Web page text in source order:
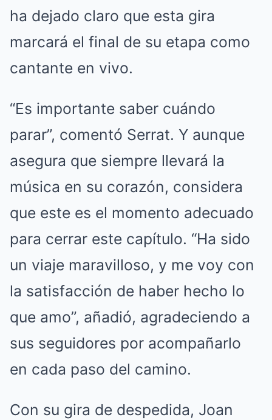
ha dejado claro que esta gira
marcará el final de su etapa como
cantante en vivo.
“Es importante saber cuándo
parar”, comentó Serrat. Y aunque
asegura que siempre llevará la
música en su corazón, considera
que este es el momento adecuado
para cerrar este capítulo. “Ha sido
un viaje maravilloso, y me voy con
la satisfacción de haber hecho lo
que amo”, añadió, agradeciendo a
sus seguidores por acompañarlo
en cada paso del camino.
Con su gira de despedida, Joan